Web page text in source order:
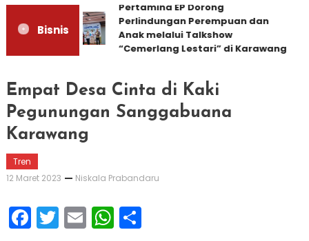
Bisnis
Pertamina EP Dorong
Perlindungan Perempuan dan
Anak melalui Talkshow
“Cemerlang Lestari” di Karawang
Empat Desa Cinta di Kaki
Pegunungan Sanggabuana
Karawang
Tren
12 Maret 2023
Niskala Prabandaru
Facebook
Twitter
EmailWhatsApp
Share